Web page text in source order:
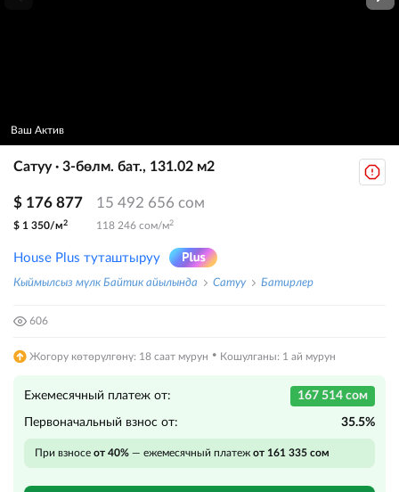
Ваш Актив
Сатуу · 3-бөлм. бат., 131.02 м2
$ 176 877 15 492 656 сом
$ 1 350/м2 118 246 сом/м2
House Plus туташтыруу
Кыймылсыз мүлк Байтик айылында Сатуу Батирлер
606
Жогору көтөрүлгөнү: 18 саат мурун · Кошулганы: 1 ай мурун
Ежемесячный платеж от: 167 514 сом
Первоначальный взнос от: 35.5%
При взносе от 40% — ежемесячный платеж от 161 335 сом